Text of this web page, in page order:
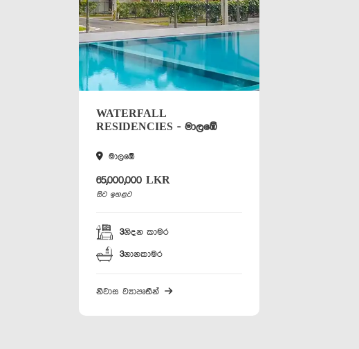
WATERFALL
RESIDENCIES - මාලඹේ
මාලඹේ
65,000,000 LKR
සිට ඉහළට
3නිදන කාමර
3නානකාමර
නිවාස ව්‍යාපෘතීන්